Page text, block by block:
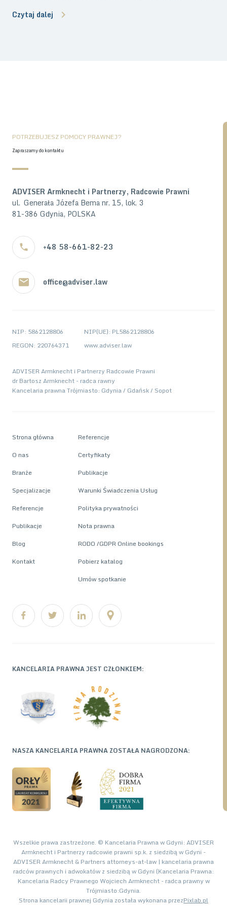
bliższy. To duża zmiana w sposobie komunikacji z
Czytaj dalej
POTRZEBUJESZ POMOCY PRAWNEJ?
Zapraszamy do kontaktu
ADVISER Armknecht i Partnerzy, Radcowie Prawni
ul. Generała Józefa Bema nr. 15, lok. 3
81-386 Gdynia, POLSKA
+48 58-661-82-23
office@adviser.law
NIP: 5862128806
REGON: 220764371
NIP(UE): PL5862128806
www.adviser.law
ADVISER Armknecht i Partnerzy Radcowie Prawni
dr Bartosz Armknecht - radca rawny
Kancelaria prawna Trójmiasto: Gdynia / Gdańsk / Sopot
Strona główna
O nas
Branże
Specjalizacje
Referencje
Publikacje
Blog
Kontakt
Referencje
Certyfikaty
Publikacje
Warunki Świadczenia Usług
Polityka prywatności
Nota prawna
RODO /GDPR Online bookings
Pobierz katalog
Umów spotkanie
KANCELARIA PRAWNA JEST CZŁONKIEM:
NASZA KANCELARIA PRAWNA ZOSTAŁA NAGRODZONA:
Wszelkie prawa zastrzeżone. © Kancelaria Prawna w Gdyni: ADVISER
Armknecht i Partnerzy radcowie prawni sp.k. z siedzibą w Gdyni -
ADVISER Armknecht & Partners attorneys-at-law | kancelaria prawna
radców prawnych i adwokatów z siedzibą w Gdyni (Kancelaria Prawna:
Kancelaria Radcy Prawnego Wojciech Armknecht - radca prawny w
Trójmiasto:Gdynia.
Strona kancelarii prawnej Gdynia została wykonana przezPixlab.pl